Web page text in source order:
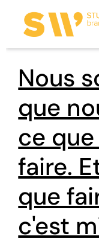
Nous
que
ce
faire.
que
c'est